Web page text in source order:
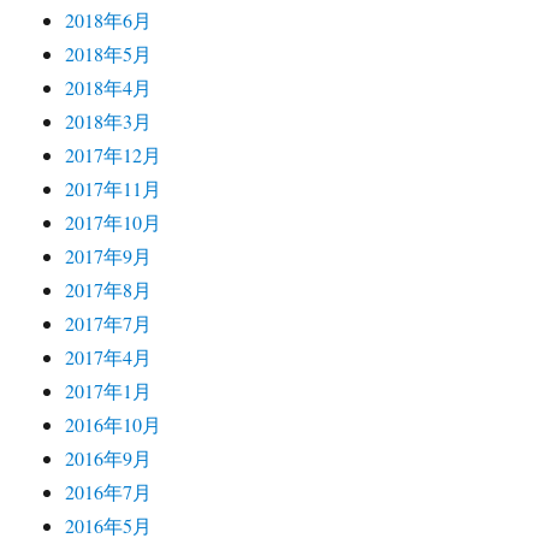
2018年6月
2018年5月
2018年4月
2018年3月
2017年12月
2017年11月
2017年10月
2017年9月
2017年8月
2017年7月
2017年4月
2017年1月
2016年10月
2016年9月
2016年7月
2016年5月